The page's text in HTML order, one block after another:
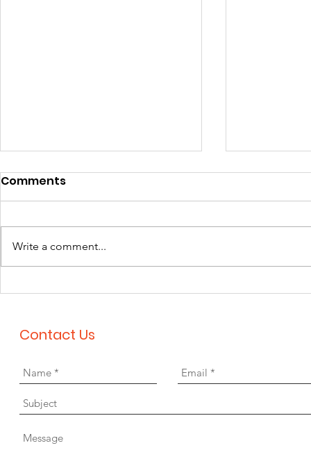
คณะทัศนมาตรศาสตร์
ความยินดีกับทีมอาจารย์ที่ได้
คณะทัศนมา
Comments
Write a comment...
Contact Us